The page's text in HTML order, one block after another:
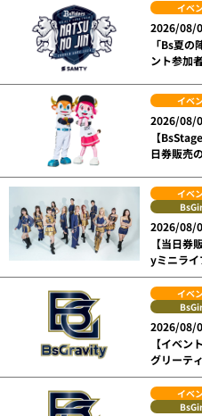
イベ
2026/08/
「Bs夏
ント参加
イベ
2026/08/
【
日券販売
イベ
2026/08/
【当日
yミニライ
イベ
2026/08/
【イベ
グリーテ
イベ